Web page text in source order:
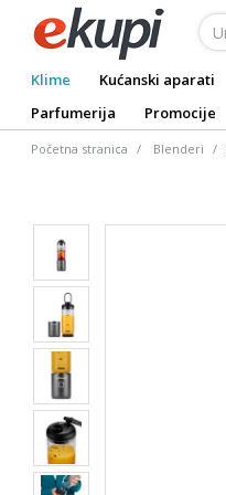
Klime Kućanski aparati
Parfumerija
Promocije
Početna stranica Blenderi